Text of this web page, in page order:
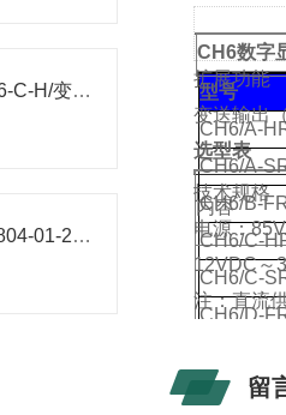
ConTronix数显表CH6-C-H/变送A0/万能输入/AC220V参数
T80生活水池HWP-T804-01-23-HL-P液位数显表出现AL解决方法
CH6数字
型号
CH6/A-
CH6/A-
CH6/B-
CH6/C-
CH6/C-
CH6/D-
扩展功能
变送输出
选型表
内容
外形尺寸
技术规格
电源：
12VDC～
注：直流
留